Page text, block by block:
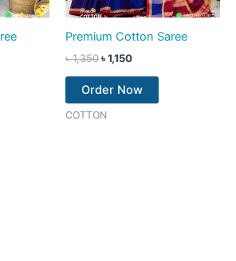
Premium Cotton Saree
৳1,350৳1,150
Order Now
COTTON